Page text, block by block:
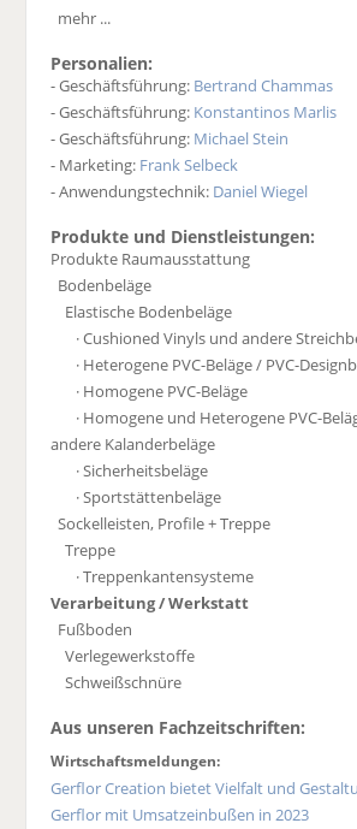
mehr ...
Personalien:
- Geschäftsführung: Bertrand Chammas
- Geschäftsführung: Konstantinos Marlis
- Geschäftsführung: Michael Stein
- Marketing: Frank Selbeck
- Anwendungstechnik: Daniel Wiegel
Produkte und Dienstleistungen:
Produkte Raumausstattung
Bodenbeläge
Elastische Bodenbeläge
· Cushioned Vinyls und andere
· Heterogene PVC-Beläge / PVC-
· Homogene PVC-Beläge
· Homogene und Heterogene PVC-
andere Kalanderbeläge
· Sicherheitsbeläge
· Sportstättenbeläge
Sockelleisten, Profile + Treppe
Treppe
· Treppenkantensysteme
Verarbeitung / Werkstatt
Fußboden
Verlegewerkstoffe
Schweißschnüre
Aus unseren Fachzeitschriften:
Wirtschaftsmeldungen:
Gerflor Creation bietet Vielfalt und
Gerflor mit Umsatzeinbußen in 2023